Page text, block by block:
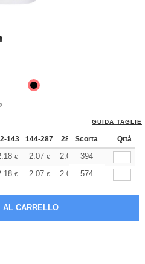
GUIDA TAGLIE
143 144-287 288 + Altri
Scorta Qttà
€ 2.07 € 2.06 €394
€ 2.07 € 2.06 €574